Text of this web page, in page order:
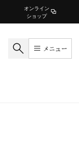
オンライン
ショップ
メニュー